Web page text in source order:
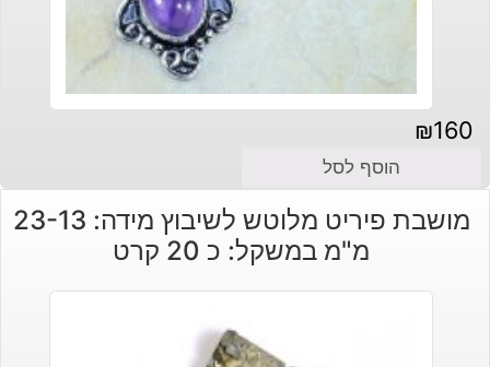
₪160
הוסף לסל
מושבת פיריט מלוטש לשיבוץ מידה: 23-13
מ"מ במשקל: כ 20 קרט